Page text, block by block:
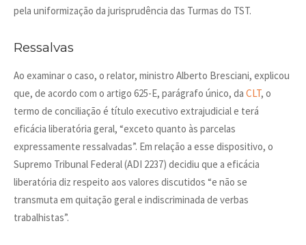
pela uniformização da jurisprudência das Turmas do TST.
Ressalvas
Ao examinar o caso, o relator, ministro Alberto Bresciani, explicou
que, de acordo com o artigo 625-E, parágrafo único, da CLT, o
termo de conciliação é título executivo extrajudicial e terá
eficácia liberatória geral, “exceto quanto às parcelas
expressamente ressalvadas”. Em relação a esse dispositivo, o
Supremo Tribunal Federal (ADI 2237) decidiu que a eficácia
liberatória diz respeito aos valores discutidos “e não se
transmuta em quitação geral e indiscriminada de verbas
trabalhistas”.